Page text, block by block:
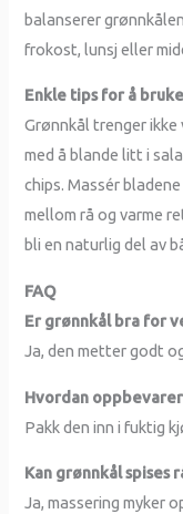
balanserer
frokost, lunsj eller
Enkle tips for å
Grønnkål trenger
med å blande litt i
chips. Massér
mellom rå og varme
bli en naturlig del av
FAQ
Er grønnkål bra for
Ja, den metter godt
Hvordan
Pakk den inn i fuktig
Kan grønnkål spises
Ja, massering myker